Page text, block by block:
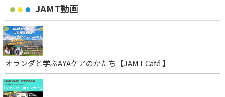
JAMT動画
オランダと学ぶAYAケアのかたち【JAMT Café 】